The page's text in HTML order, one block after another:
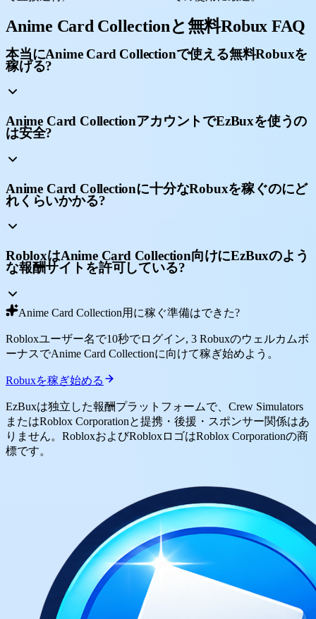
Anime Card Collectionと無料Robux FAQ
本当にAnime Card Collectionで使える無料Robuxを
稼げる?
Anime Card CollectionアカウントでEzBuxを使うの
は安全?
Anime Card Collectionに十分なRobuxを稼ぐのにど
れくらいかかる?
RobloxはAnime Card Collection向けにEzBuxのよう
な報酬サイトを許可している?
Anime Card Collection用に稼ぐ準備はできた?
Robloxユーザー名で10秒でログイン, 3 Robuxのウェルカムボ
ーナスでAnime Card Collectionに向けて稼ぎ始めよう。
Robuxを稼ぎ始める
EzBuxは独立した報酬プラットフォームで、Crew Simulators
またはRoblox Corporationと提携・後援・スポンサー関係はあ
りません。RobloxおよびRobloxロゴはRoblox Corporationの商
標です。